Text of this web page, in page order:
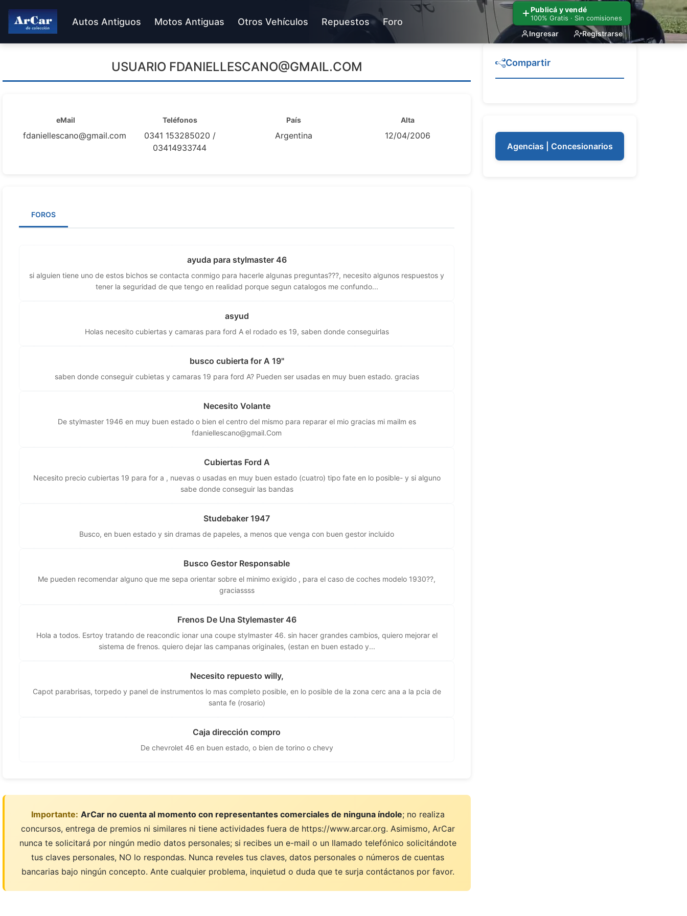
Publicá y vendé
100% Gratis · Sin comisiones
Ingresar Registrarse
Autos Antiguos Motos Antiguas Otros Vehículos Repuestos Foro
USUARIO FDANIELLESCANO@GMAIL.COM
eMail
fdaniellescano@gmail.com
Teléfonos
0341 153285020 /
03414933744
País
Argentina
Alta
12/04/2006
FOROS
ayuda para stylmaster 46
si alguien tiene uno de estos bichos se contacta conmigo para hacerle algunas preguntas???, necesito algunos respuestos y
tener la seguridad de que tengo en realidad porque segun catalogos me confundo...
asyud
Holas necesito cubiertas y camaras para ford A el rodado es 19, saben donde conseguirlas
busco cubierta for A 19"
saben donde conseguir cubietas y camaras 19 para ford A? Pueden ser usadas en muy buen estado. gracias
Necesito Volante
De stylmaster 1946 en muy buen estado o bien el centro del mismo para reparar el mio gracias mi mailm es
fdaniellescano@gmail.Com
Cubiertas Ford A
Necesito precio cubiertas 19 para for a , nuevas o usadas en muy buen estado (cuatro) tipo fate en lo posible- y si alguno
sabe donde conseguir las bandas
Studebaker 1947
Busco, en buen estado y sin dramas de papeles, a menos que venga con buen gestor incluido
Busco Gestor Responsable
Me pueden recomendar alguno que me sepa orientar sobre el minimo exigido , para el caso de coches modelo 1930??,
graciassss
Frenos De Una Stylemaster 46
Hola a todos. Esrtoy tratando de reacondic ionar una coupe stylmaster 46. sin hacer grandes cambios, quiero mejorar el
sistema de frenos. quiero dejar las campanas originales, (estan en buen estado y...
Necesito repuesto willy,
Capot parabrisas, torpedo y panel de instrumentos lo mas completo posible, en lo posible de la zona cerc ana a la pcia de
santa fe (rosario)
Caja dirección compro
De chevrolet 46 en buen estado, o bien de torino o chevy
Importante: ArCar no cuenta al momento con representantes comerciales de ninguna índole; no realiza
concursos, entrega de premios ni similares ni tiene actividades fuera de https://www.arcar.org. Asimismo, ArCar
nunca te solicitará por ningún medio datos personales; si recibes un e-mail o un llamado telefónico solicitándote
tus claves personales, NO lo respondas. Nunca reveles tus claves, datos personales o números de cuentas
bancarias bajo ningún concepto. Ante cualquier problema, inquietud o duda que te surja contáctanos por favor.
Compartir
Agencias | Concesionarios